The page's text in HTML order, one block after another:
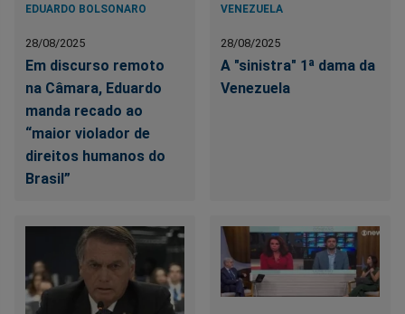
EDUARDO BOLSONARO
28/08/2025
Em discurso remoto
na Câmara, Eduardo
manda recado ao
“maior violador de
direitos humanos do
Brasil”
VENEZUELA
28/08/2025
A "sinistra" 1ª dama da
Venezuela